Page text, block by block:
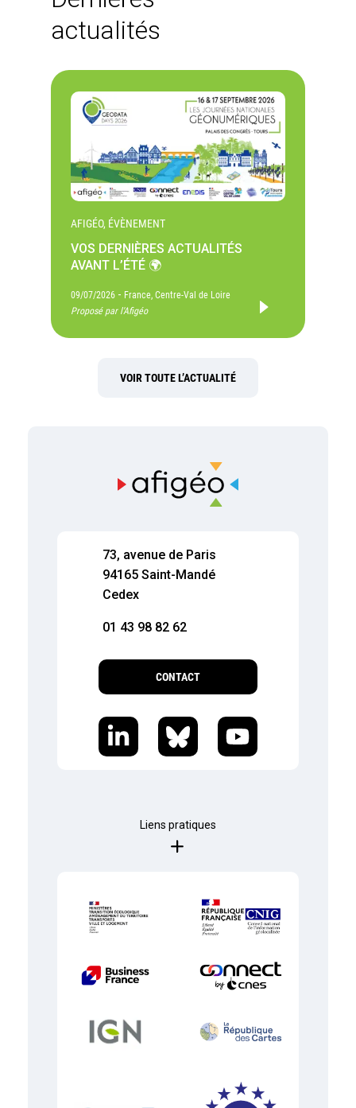
actualités
AFIGÉO, ÉVÈNEMENT
VOS DERNIÈRES ACTUALITÉS
AVANT L’ÉTÉ 🌍
09/07/2026 - France, Centre-Val de Loire
Proposé par l'Afigéo
VOIR TOUTE L’ACTUALITÉ
73, avenue de Paris
94165 Saint-Mandé
Cedex
01 43 98 82 62
CONTACT
Liens pratiques